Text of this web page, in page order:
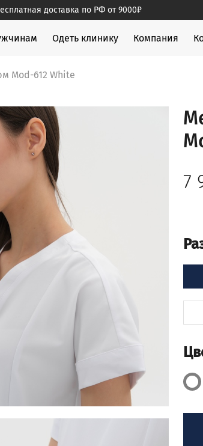
доставка по РФ от 9000₽
Одеть клинику Компания
Mod-612 White
7